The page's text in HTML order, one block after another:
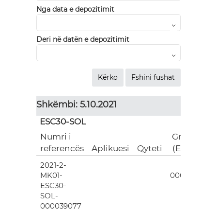
Nga data e depozitimit
Deri në datën e depozitimit
Shkëmbi: 5.10.2021
ESC30-SOL
Numri i
referencës
Aplikuesi Qyteti
Grant
(EUR)
2021-2-
MK01-
ESC30-
SOL-
000039077
000.00